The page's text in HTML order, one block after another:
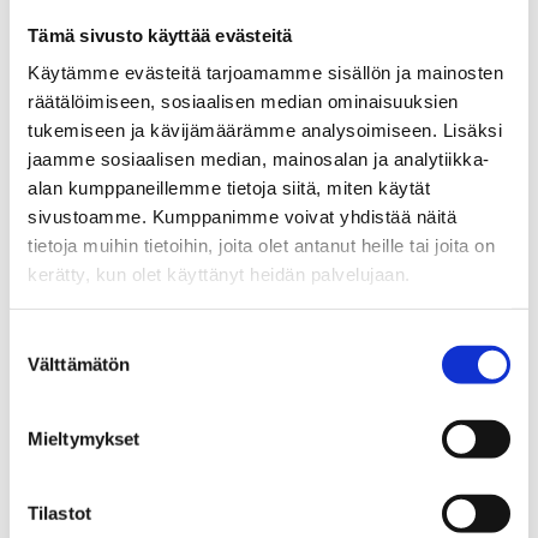
Tämä sivusto käyttää evästeitä
Käytämme evästeitä tarjoamamme sisällön ja mainosten
räätälöimiseen, sosiaalisen median ominaisuuksien
tukemiseen ja kävijämäärämme analysoimiseen. Lisäksi
jaamme sosiaalisen median, mainosalan ja analytiikka-
alan kumppaneillemme tietoja siitä, miten käytät
sivustoamme. Kumppanimme voivat yhdistää näitä
tietoja muihin tietoihin, joita olet antanut heille tai joita on
kerätty, kun olet käyttänyt heidän palvelujaan.
valinta
Välttämätön
Mieltymykset
Tilastot
precision
Våra formade gummi- och gummi-metallprodukter tillverkas